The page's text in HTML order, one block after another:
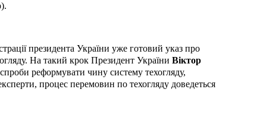
президента України уже готовий указ про
На такий крок Президент України Віктор
реформувати чину систему техогляду,
процес перемовин по техогляду доведеться